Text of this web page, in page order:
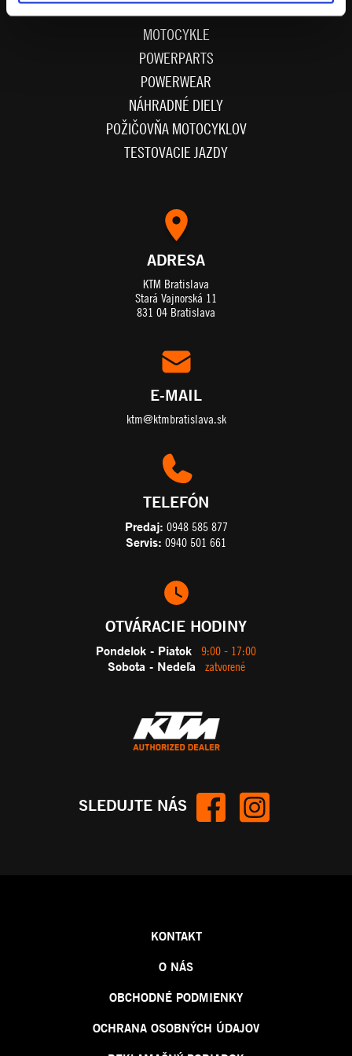
MOTOCYKLE
POWERPARTS
POWERWEAR
NÁHRADNÉ DIELY
POŽIČOVŇA MOTOCYKLOV
TESTOVACIE JAZDY
ADRESA
KTM Bratislava
Stará Vajnorská 11
831 04 Bratislava
E-MAIL
ktm@ktmbratislava.sk
TELEFÓN
Predaj: 0948 585 877
Servis: 0940 501 661
OTVÁRACIE HODINY
Pondelok - Piatok 9:00 - 17:00
Sobota - Nedeľa zatvorené
SLEDUJTE NÁS
KONTAKT
O NÁS
OBCHODNÉ PODMIENKY
OCHRANA OSOBNÝCH ÚDAJOV